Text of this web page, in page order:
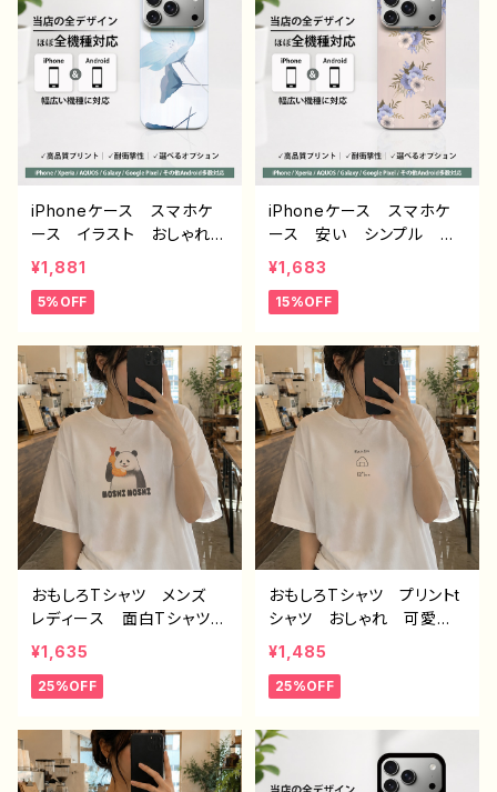
oglepixel Galaxy And
roid アンドロイド ケー
ス ノンブランド オリジナ
ル デザイン グッズ タイ
トル：シンプル スマホケース
PART193 J1-9
AQUOS sense 4 5 6
Xperia Googlepixel
Galaxy Android アンド
ロイド ケース ノンブラン
ド オリジナル デザイン
グッズ タイトル：エモいス
マホケース PART375-1
J1-9
iPhoneケース スマホケ
ース イラスト おしゃれ
花柄 エモい レディー
ス AQUOS sense 2 3 4
5 iPhone15/14/13/12/11
Galaxy おすすめ 個
性的 人気 イラストレー
ター クリエイター 絵
師 Android アンドロイ
ド ケース オリジナル
デザイン グッズ タイト
ル：ネモフィラ 作：栞音 F
-5
¥1,881
5%OFF
iPhoneケース スマホケ
ース 安い シンプル 花
柄 おしゃれ かわいい
レディース 個性的 韓国
風 おすすめ 人気 クリ
5/14 AQUOS sense 4 5
6 Xperia Googlepixel
Galaxy Android ア
ンドロイド ケース ノンブ
ランド オリジナル デザイ
ン グッズ エモいスマホ
ケース タイトル：ニュアン
スフラワー PART373-2 J
1-9
¥1,683
15%OFF
おもしろTシャツ メンズ
レディース 面白Tシャツ
かわいい おしゃれ イラ
スト パンダ 動物 ゆる
かわ ゆるい ユニーク
ター おすすめ 個性的
人気 イラストレーター
クリエイター 絵師 オリ
¥1,635
25%OFF
おもしろTシャツ プリントt
シャツ おしゃれ 可愛
い ゆるかわ メンズ レ
ディース 面白Tシャツ イ
ラスト 個性的 おすす
気 イラストレーター 絵
師 クリエイター オリジ
ナル デザイン グッズ
¥1,485
25%OFF